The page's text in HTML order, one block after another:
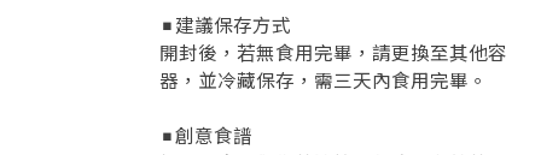
◾️建議保存方式
開封後，若無食用完畢，請更換至其他容
器，並冷藏保存，需三天內食用完畢。
◾️創意食譜